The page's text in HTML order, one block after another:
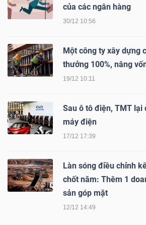
của các ngân hàng
30/12 10:56
Một công ty xây dựng
thưởng 100%, nâng
19/12 10:11
Sau ô tô điện, TMT lại
máy điện
17/12 17:39
Làn sóng điều chỉnh
chốt năm: Thêm 1
sản góp mặt
12/12 14:49
Dịch
Đào
tài
chính